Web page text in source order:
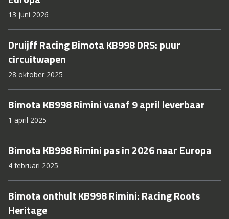
13 juni 2026
Druijff Racing Bimota KB998 DRS: puur
circuitwapen
28 oktober 2025
Bimota KB998 Rimini vanaf 9 april leverbaar
1 april 2025
Bimota KB998 Rimini pas in 2026 naar Europa
4 februari 2025
Bimota onthult KB998 Rimini: Racing Roots
Heritage